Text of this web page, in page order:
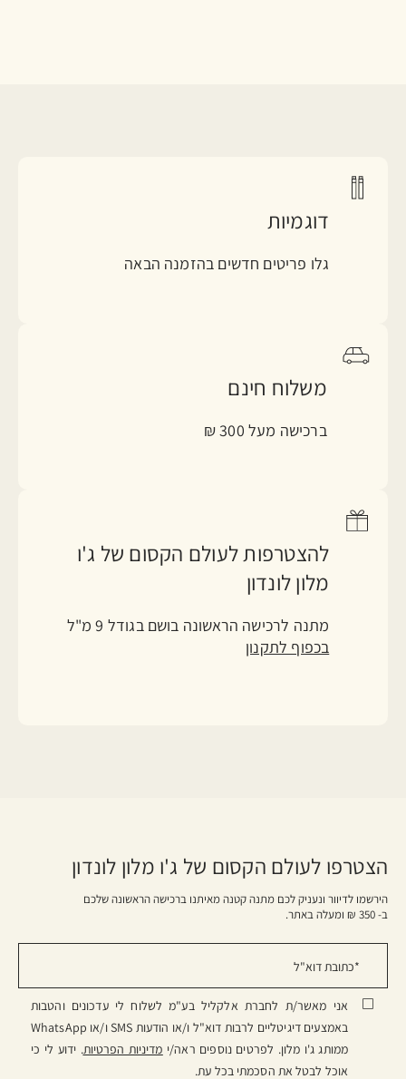
דוגמיות
גלו פריטים חדשים בהזמנה הבאה
משלוח חינם
ברכישה מעל 300 ₪
להצטרפות לעולם הקסום של ג'ו
מלון לונדון
מתנה לרכישה הראשונה בושם בגודל 9 מ"ל
בכפוף לתקנון
הצטרפו לעולם הקסום של ג'ו מלון לונדון
הירשמו לדיוור ונעניק לכם מתנה קטנה מאיתנו ברכישה הראשונה שלכם
ב- 350 ₪ ומעלה באתר.
אני מאשר/ת לחברת אלקליל בע"מ לשלוח לי עדכונים והטבות
באמצעים דיגיטליים לרבות דוא"ל ו/או הודעות SMS ו/או WhatsApp
ממותג ג'ו מלון. לפרטים נוספים ראה/י מדיניות הפרטיות. ידוע לי כי
אוכל לבטל את הסכמתי בכל עת.